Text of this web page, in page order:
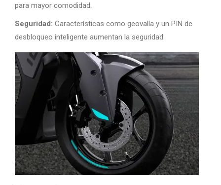
para mayor comodidad.
Seguridad: Características como geovalla y un PIN de
desbloqueo inteligente aumentan la seguridad.